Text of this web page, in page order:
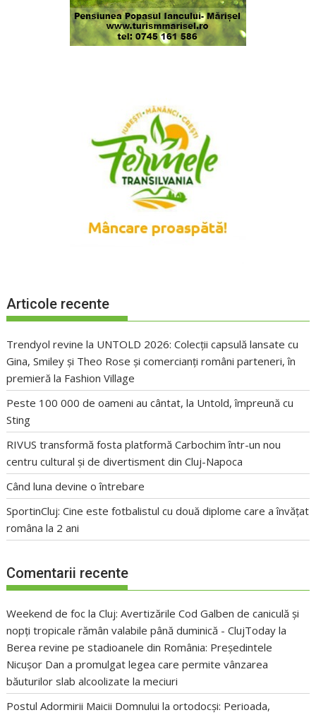
Articole recente
Trendyol revine la UNTOLD 2026: Colecții capsulă lansate cu
Gina, Smiley și Theo Rose și comercianți români parteneri, în
premieră la Fashion Village
Peste 100 000 de oameni au cântat, la Untold, împreună cu
Sting
RIVUS transformă fosta platformă Carbochim într-un nou
centru cultural și de divertisment din Cluj-Napoca
Când luna devine o întrebare
SportinCluj: Cine este fotbalistul cu două diplome care a învățat
româna la 2 ani
Comentarii recente
Weekend de foc la Cluj: Avertizările Cod Galben de caniculă și
nopți tropicale rămân valabile până duminică - ClujToday la
Berea revine pe stadioanele din România: Președintele
Nicușor Dan a promulgat legea care permite vânzarea
băuturilor slab alcoolizate la meciuri
Postul Adormirii Maicii Domnului la ortodocși: Perioada,